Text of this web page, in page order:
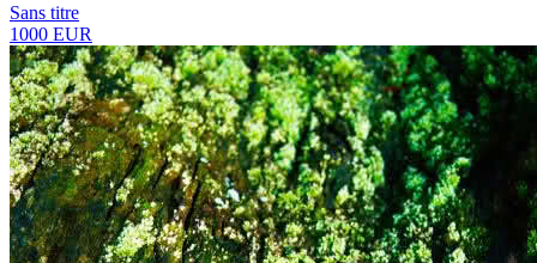
Sans titre
1000 EUR